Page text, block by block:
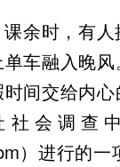
余时，有
车融入晚
间交给内
社会调查
）进行的